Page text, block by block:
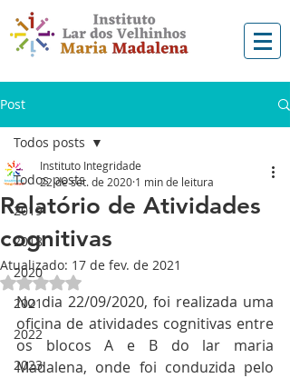
Post
Todos posts
2019
2018
2020
2021
2022
2023
Todos posts
Relatório de Atividades
cognitivas
Instituto Integridade
22 de set. de 2020 1 min de leitura
Atualizado: 17 de fev. de 2021
Avaliado com NaN de 5 estrelas.
No dia 22/09/2020, foi realizada uma
oficina de atividades cognitivas entre
os blocos A e B do lar maria
Madalena, onde foi conduzida pelo